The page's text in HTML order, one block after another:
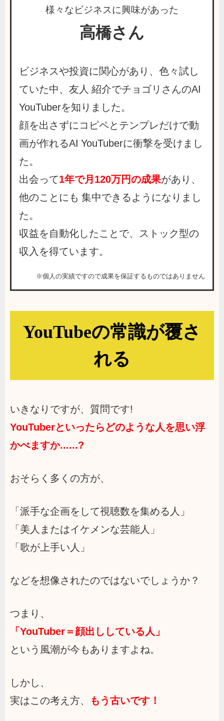
様々なビジネスに興味があった
高橋さん
ビジネスや投資に関心があり、色々試し
ていた中、友人 紹介でチョゴリさんのAI
YouTuberを知りました。
顔を出さずにコピペとテンプレだけで動
画が作れるAI YouTuberに衝撃を受けまし
た。
出会って1年で月120万円の成果があり、
他のことにも 集中できるようになりまし
た。
収益を自動化したことで、ストック型の
収入を得ています。
※個人の実績ですので成果を保証するものではありません
YouTubeの常識が覆さ
れる
いきなりですが、質問です!
YouTuberといったらどのような人を思い浮
かべますか......?
おそらく多くの方が、
「派手な企画をして視聴数を集める人」
「美人またはイケメンな芸能人」
「歌が上手い人」
などを想像されたのではないでしょうか？
つまり、
「YouTuber＝顔出ししている人」
という風潮が今もありますよね。
しかし、
実はこの考え方、
もう古いです！